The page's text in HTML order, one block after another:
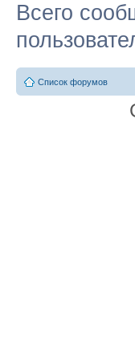
Всего
Список форумов